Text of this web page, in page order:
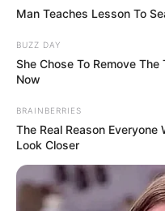
Man Teaches Lesson To
BUZZ DAY
She Chose To Remove
Now
BRAINBERRIES
The Real Reason
Look Closer